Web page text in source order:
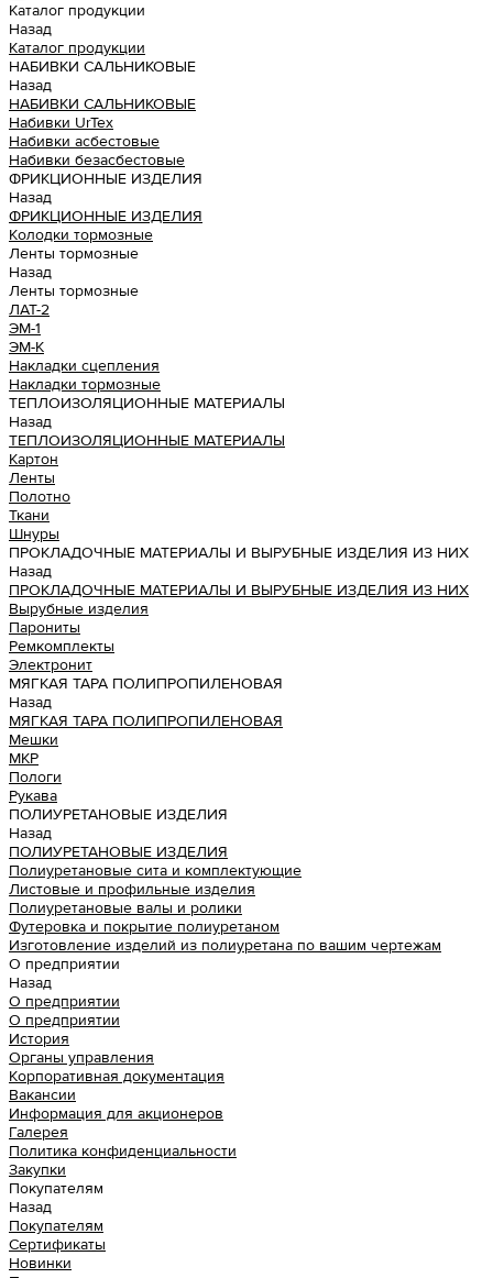
Каталог продукции
Назад
Каталог продукции
НАБИВКИ САЛЬНИКОВЫЕ
Назад
НАБИВКИ САЛЬНИКОВЫЕ
Набивки UrTex
Набивки асбестовые
Набивки безасбестовые
ФРИКЦИОННЫЕ ИЗДЕЛИЯ
Назад
ФРИКЦИОННЫЕ ИЗДЕЛИЯ
Колодки тормозные
Ленты тормозные
Назад
Ленты тормозные
ЛАТ-2
ЭМ-1
ЭМ-К
Накладки сцепления
Накладки тормозные
ТЕПЛОИЗОЛЯЦИОННЫЕ МАТЕРИАЛЫ
Назад
ТЕПЛОИЗОЛЯЦИОННЫЕ МАТЕРИАЛЫ
Картон
Ленты
Полотно
Ткани
Шнуры
ПРОКЛАДОЧНЫЕ МАТЕРИАЛЫ И ВЫРУБНЫЕ ИЗДЕЛИЯ ИЗ НИХ
Назад
ПРОКЛАДОЧНЫЕ МАТЕРИАЛЫ И ВЫРУБНЫЕ ИЗДЕЛИЯ ИЗ НИХ
Вырубные изделия
Парониты
Ремкомплекты
Электронит
МЯГКАЯ ТАРА ПОЛИПРОПИЛЕНОВАЯ
Назад
МЯГКАЯ ТАРА ПОЛИПРОПИЛЕНОВАЯ
Мешки
МКР
Пологи
Рукава
ПОЛИУРЕТАНОВЫЕ ИЗДЕЛИЯ
Назад
ПОЛИУРЕТАНОВЫЕ ИЗДЕЛИЯ
Полиуретановые сита и комплектующие
Листовые и профильные изделия
Полиуретановые валы и ролики
Футеровка и покрытие полиуретаном
Изготовление изделий из полиуретана по вашим чертежам
О предприятии
Назад
О предприятии
О предприятии
История
Органы управления
Корпоративная документация
Вакансии
Информация для акционеров
Галерея
Политика конфиденциальности
Закупки
Покупателям
Назад
Покупателям
Сертификаты
Новинки